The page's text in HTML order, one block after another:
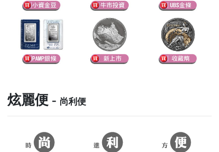
炫麗便 - 尚利便